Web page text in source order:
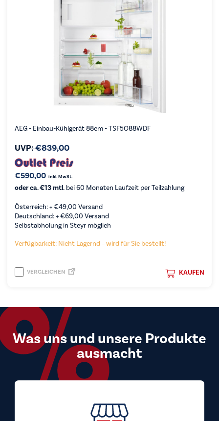
AEG - Einbau-Kühlgerät 88cm - TSF5O88WDF
UVP:€839,00
€590,00 inkl. MwSt.
oder ca. €13 mtl. bei 60 Monaten Laufzeit per Teilzahlung
Österreich: +€49,00 Versand
Deutschland: +€69,00 Versand
Selbstabholung in Steyr möglich
Verfügbarkeit: Nicht Lagernd – wird für Sie bestellt!
KAUFEN
VERGLEICHEN
Was uns und unsere Produkte
ausmacht